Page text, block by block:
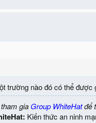
trường nào đó có thể
gia Group WhiteHatđể
Kiến thức an ninh